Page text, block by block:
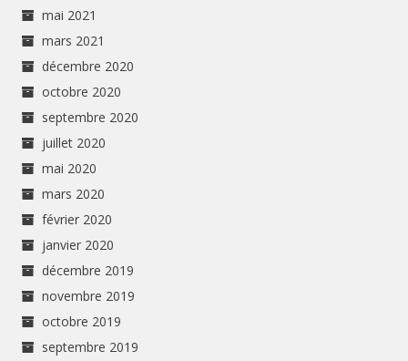
mai 2021
mars 2021
décembre 2020
octobre 2020
septembre 2020
juillet 2020
mai 2020
mars 2020
février 2020
janvier 2020
décembre 2019
novembre 2019
octobre 2019
septembre 2019